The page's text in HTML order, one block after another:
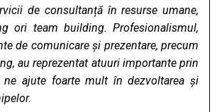
de consultanță în resurse umane,
ori team building. Profesionalismul,
de comunicare și prezentare, precum
au reprezentat atuuri importante prin
ajute foarte mult în dezvoltarea și